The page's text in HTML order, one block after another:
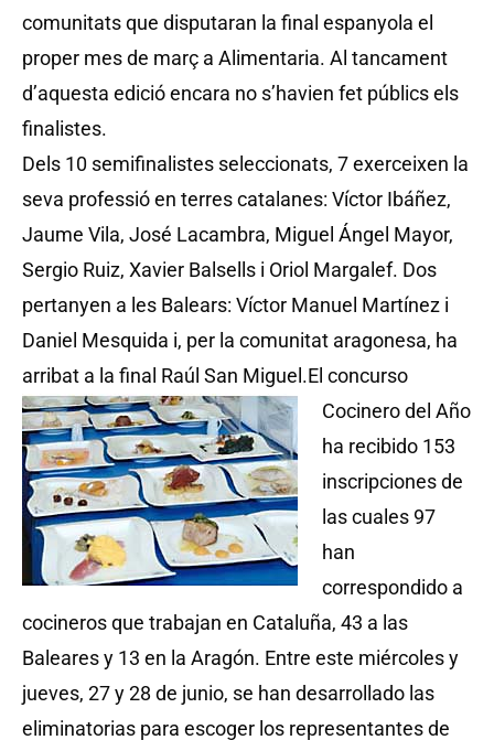
comunitats que disputaran la final espanyola el
proper mes de març a Alimentaria. Al tancament
d’aquesta edició encara no s’havien fet públics els
finalistes.
Dels 10 semifinalistes seleccionats, 7 exerceixen la
seva professió en terres catalanes: Víctor Ibáñez,
Jaume Vila, José Lacambra, Miguel Ángel Mayor,
Sergio Ruiz, Xavier Balsells i Oriol Margalef. Dos
pertanyen a les Balears: Víctor Manuel Martínez i
Daniel Mesquida i, per la comunitat aragonesa, ha
arribat a la final Raúl San Miguel.El concurso
Cocinero del Año
ha recibido 153
inscripciones de
las cuales 97
han
correspondido a
cocineros que trabajan en Cataluña, 43 a las
Baleares y 13 en la Aragón. Entre este miércoles y
jueves, 27 y 28 de junio, se han desarrollado las
eliminatorias para escoger los representantes de